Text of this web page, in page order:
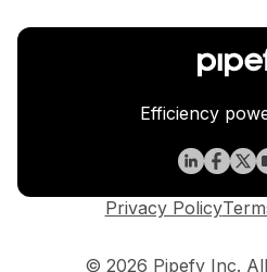
Efficiency
© 2026 Pipefy Inc.
Privacy Policy